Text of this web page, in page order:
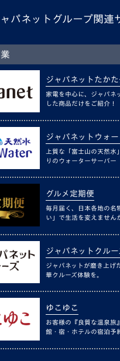
パネットグループ関連
ジャパネットたか
家電を中心に、ジャパネ
した商品だけをご紹介！
ジャパネットウォ
上質な「富士山の天然水
りのウォーターサーバー
グルメ定期便
毎月届く、日本各地の名
い」で生活を変えません
ジャパネットクルー
ジャパネットが磨き上げ
華クルーズ体験を。
ゆこゆこ
お客様の『良質な温泉旅
館・宿・ホテルの宿泊予